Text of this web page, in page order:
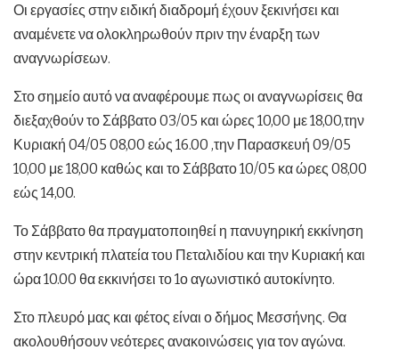
Οι εργασίες στην ειδική διαδρομή έχουν ξεκινήσει και
αναμένετε να ολοκληρωθούν πριν την έναρξη των
αναγνωρίσεων.
Στο σημείο αυτό να αναφέρουμε πως οι αναγνωρίσεις θα
διεξαχθούν το Σάββατο 03/05 και ώρες 10,00 με 18,00,την
Κυριακή 04/05 08,00 εώς 16.00 ,την Παρασκευή 09/05
10,00 με 18,00 καθώς και το Σάββατο 10/05 κα ώρες 08,00
εώς 14,00.
Το Σάββατο θα πραγματοποιηθεί η πανυγηρική εκκίνηση
στην κεντρική πλατεία του Πεταλιδίου και την Κυριακή και
ώρα 10.00 θα εκκινήσει το 1ο αγωνιστικό αυτοκίνητο.
Στο πλευρό μας και φέτος είναι ο δήμος Μεσσήνης. Θα
ακολουθήσουν νεότερες ανακοινώσεις για τον αγώνα.